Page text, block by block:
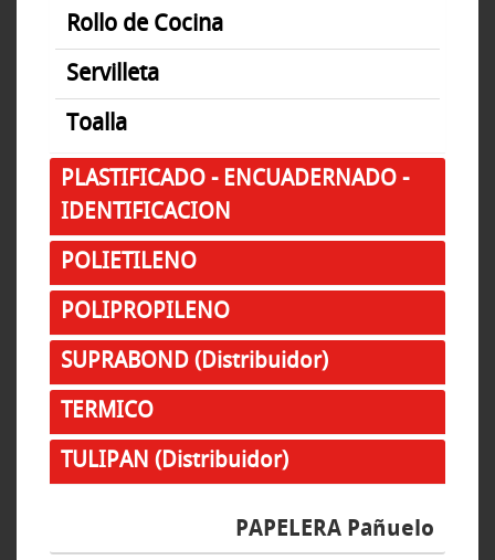
Rollo de Cocina
Servilleta
Toalla
PLASTIFICADO - ENCUADERNADO -
IDENTIFICACION
POLIETILENO
POLIPROPILENO
SUPRABOND (Distribuidor)
TERMICO
TULIPAN (Distribuidor)
PAPELERA Pañuelo